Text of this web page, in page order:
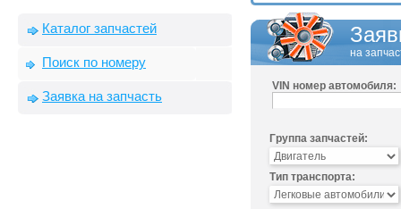
Каталог запчастей
Поиск по номеру
Заявка на запчасть
на
VIN номер автомобиля:
Группа запчастей:
Тип транспорта: